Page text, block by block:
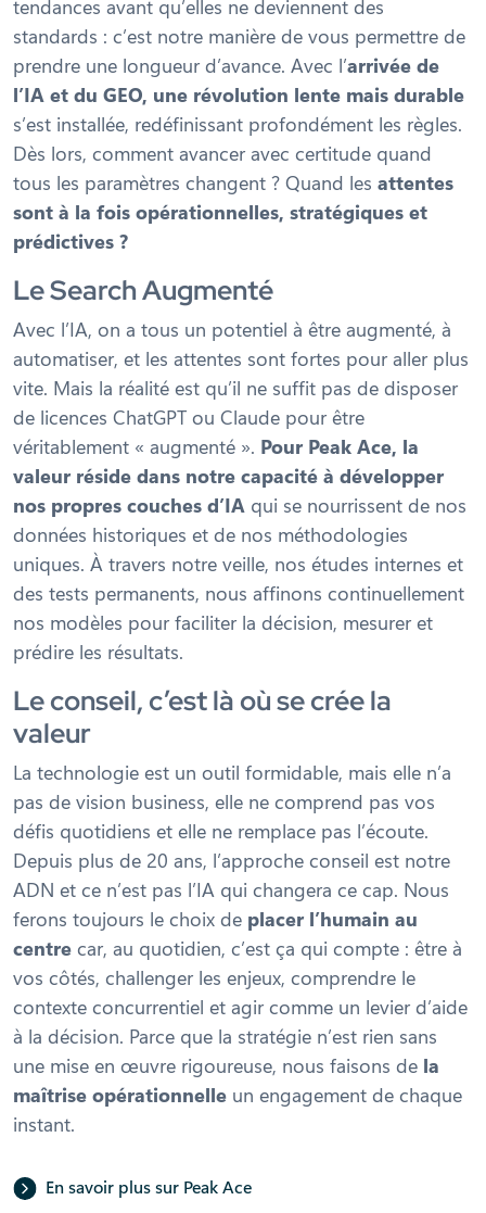
tendances avant qu’elles ne deviennent des
standards : c’est notre manière de vous permettre de
prendre une longueur d’avance. Avec l’arrivée de
l’IA et du GEO, une révolution lente mais durable
s’est installée, redéfinissant profondément les règles.
Dès lors, comment avancer avec certitude quand
tous les paramètres changent ? Quand les attentes
sont à la fois opérationnelles, stratégiques et
prédictives ?
Le Search Augmenté
Avec l’IA, on a tous un potentiel à être augmenté, à
automatiser, et les attentes sont fortes pour aller plus
vite. Mais la réalité est qu’il ne suffit pas de disposer
de licences ChatGPT ou Claude pour être
véritablement « augmenté ». Pour Peak Ace, la
valeur réside dans notre capacité à développer
nos propres couches d’IA qui se nourrissent de nos
données historiques et de nos méthodologies
uniques. À travers notre veille, nos études internes et
des tests permanents, nous affinons continuellement
nos modèles pour faciliter la décision, mesurer et
prédire les résultats.
Le conseil, c’est là où se crée la
valeur
La technologie est un outil formidable, mais elle n’a
pas de vision business, elle ne comprend pas vos
défis quotidiens et elle ne remplace pas l’écoute.
Depuis plus de 20 ans, l’approche conseil est notre
ADN et ce n’est pas l’IA qui changera ce cap. Nous
ferons toujours le choix de placer l’humain au
centre car, au quotidien, c’est ça qui compte : être à
vos côtés, challenger les enjeux, comprendre le
contexte concurrentiel et agir comme un levier d’aide
à la décision. Parce que la stratégie n’est rien sans
une mise en œuvre rigoureuse, nous faisons de la
maîtrise opérationnelle un engagement de chaque
instant.
En savoir plus sur Peak Ace